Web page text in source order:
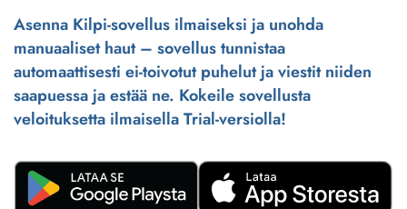
Asenna Kilpi-sovellus ilmaiseksi ja unohda
manuaaliset haut – sovellus tunnistaa
automaattisesti ei-toivotut puhelut ja viestit niiden
saapuessa ja estää ne. Kokeile sovellusta
veloituksetta ilmaisella Trial-versiolla!